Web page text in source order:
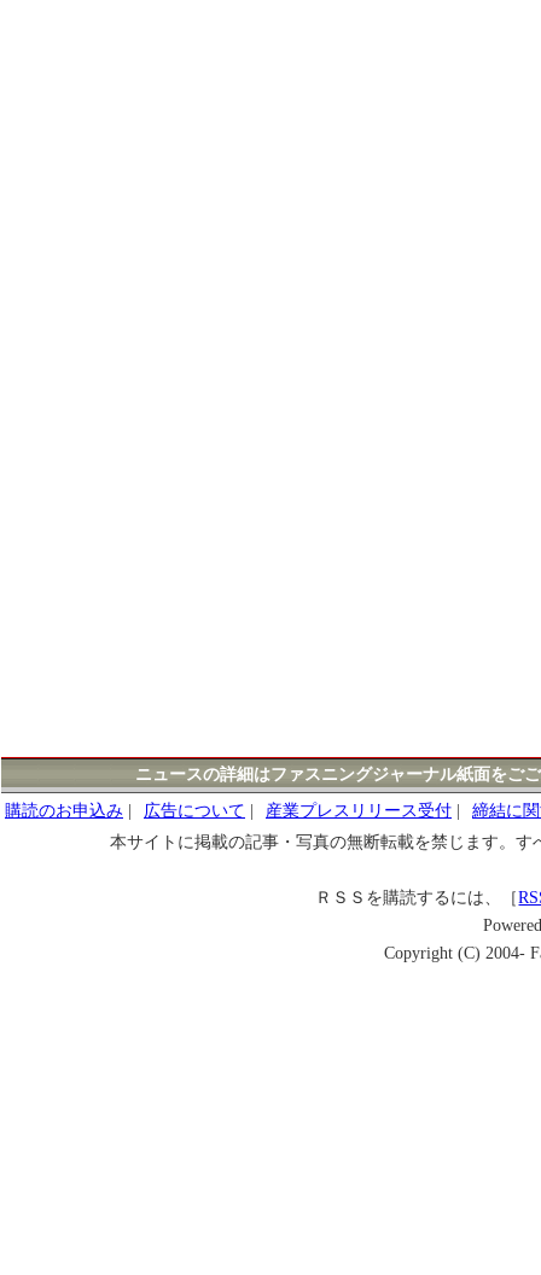
ニュースの詳細はファスニングジャーナル紙面をご
購読のお申込み
広告について 産業プレスリリース受付
締結に
本サイトに掲載の記事・写真の無断転載を禁じます。
ＲＳＳを購読するには、［
Copyright (C) 2004-